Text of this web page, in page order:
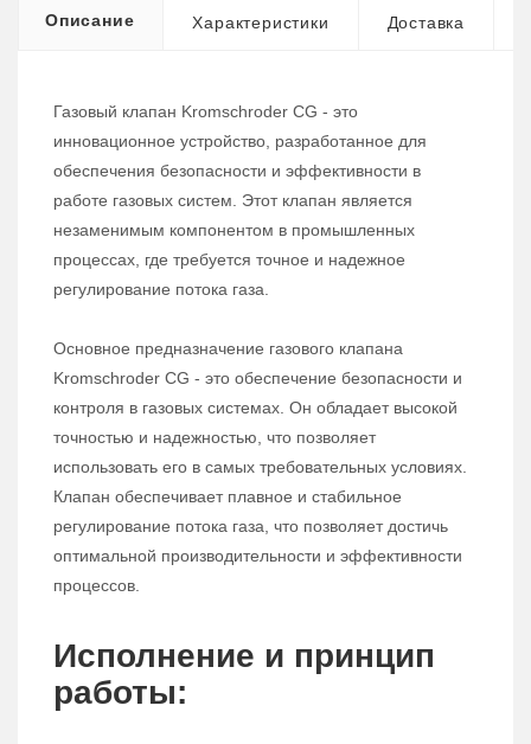
Описание Характеристики Доставка
Газовый клапан Kromschroder CG - это
инновационное устройство, разработанное для
обеспечения безопасности и эффективности в
работе газовых систем. Этот клапан является
незаменимым компонентом в промышленных
процессах, где требуется точное и надежное
регулирование потока газа.
Основное предназначение газового клапана
Kromschroder CG - это обеспечение безопасности и
контроля в газовых системах. Он обладает высокой
точностью и надежностью, что позволяет
использовать его в самых требовательных условиях.
Клапан обеспечивает плавное и стабильное
регулирование потока газа, что позволяет достичь
оптимальной производительности и эффективности
процессов.
Исполнение и принцип
работы: